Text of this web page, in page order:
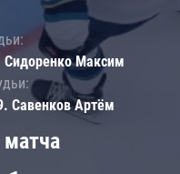
матча
Сидоренко Максим
Савенков Артём